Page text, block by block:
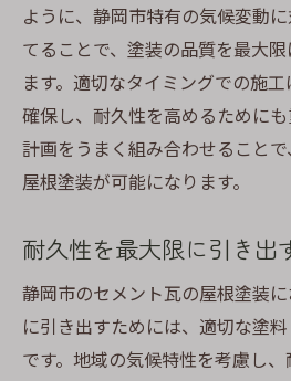
ように、静岡市特有の気候変動
てることで、塗装の品質を最大
ます。適切なタイミングでの施
確保し、耐久性を高めるために
計画をうまく組み合わせること
屋根塗装が可能になります。
耐久性を最大限に引き出
静岡市のセメント瓦の屋根塗装
に引き出すためには、適切な塗
です。地域の気候特性を考慮し